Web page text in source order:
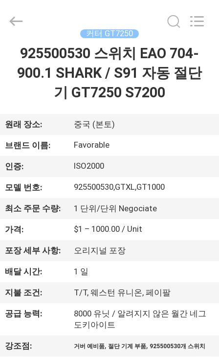
우
리
에
여
공
장
여
DONGGUAN
FAVORABLE
커터 GT7250
925500530 스위치 EAO 704-
900.1 SHARK / S91 자동 절단
기 GT7250 S7200
원래 장소: 중국 (본토)
브랜드 이름: Favorable
인증: ISO2000
모델 번호: 925500530,GTXL,GT1000
최소 주문 수량: 1 단위/단위 Negociate
가격: $1 – 1000.00 / Unit
포장 세부 사항: 오리지널 포장
배달 시간: 1 일
지불 조건: T/T, 웨스턴 유니온, 페이팔
공급 능력:
8000 유닛 / 알려지지 않은 월간 네그
도키아이트
강조점: 거버 예비품, 절단 기계 부품, 925500530개 스위치